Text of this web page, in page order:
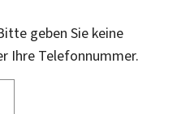
geben Sie keine
Ihre Telefonnummer.